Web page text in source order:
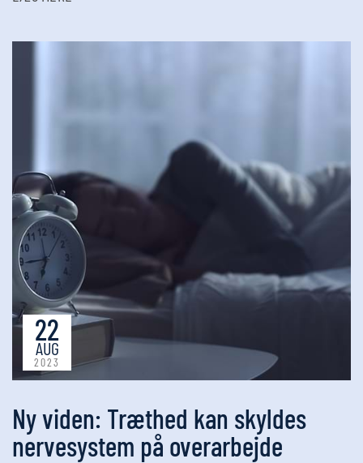
22
AUG
2023
Ny viden: Træthed kan skyldes
nervesystem på overarbejde